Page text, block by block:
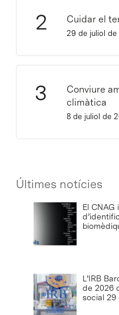
Cuidar el
29 de juliol de
Conviure
climàtica
8 de juliol de
Últimes notícies
El CNAG
L’IRB
de 2026
social 29